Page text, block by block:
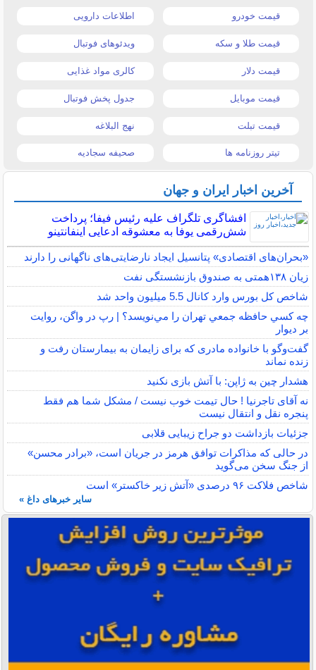
قیمت خودرو اطلاعات دارویی
قیمت طلا و سکه ویدئوهای فوتبال
قیمت دلار کالری مواد غذایی
قیمت موبایل جدول پخش فوتبال
قیمت تبلت نهج البلاغه
تیتر روزنامه ها صحیفه سجادیه
آخرین اخبار ایران و جهان
افشاگری تلگراف علیه رئیس فیفا؛ پرداخت
شش‌رقمی یوفا به معشوقه ادعایی اینفانتینو
«بحران‌های اقتصادی» پتانسیل ایجاد نارضایتی‌های ناگهانی را دارند
زیان ۱۳۸همتی به صندوق بازنشستگی نفت
شاخص کل بورس وارد کانال 5.5 میلیون واحد شد
چه كسي حافظه جمعي تهران را مي‌نويسد؟ | رپ در واگن، روايت
بر ديوار
گفت‌وگو با خانواده مادری که برای زایمان به بیمارستان رفت و
زنده نماند
هشدار چین به ژاپن: با آتش بازی نکنید
نه آقای تاجرنیا ! حال تیمت خوب نیست / مشکل شما هم فقط
پنجره نقل و انتقال نیست
جزئیات بازداشت دو جراح زیبایی قلابی
در حالی که مذاکرات توافق هرمز در جریان است، «برادر محسن»
از جنگ سخن می‌گوید
شاخص فلاکت ۹۶ درصدی «آتش زیر خاکستر» است
سایر خبرهای داغ »